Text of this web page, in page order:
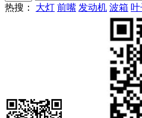
热搜： 大灯 前嘴 发动机 波箱 叶